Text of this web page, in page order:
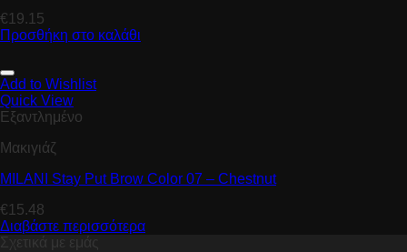
€19.15
Προσθήκη στο καλάθι
Add to Wishlist
Quick View
Εξαντλημένο
Μακιγιάζ
MILANI Stay Put Brow Color 07 – Chestnut
€15.48
Διαβάστε περισσότερα
Σχετικά με εμάς